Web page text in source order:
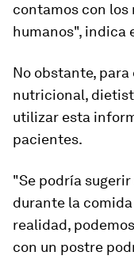
contamos con los
humanos", indica
No obstante,
nutricional,
utilizar esta
pacientes.
"Se podría
durante la
realidad,
con un postre